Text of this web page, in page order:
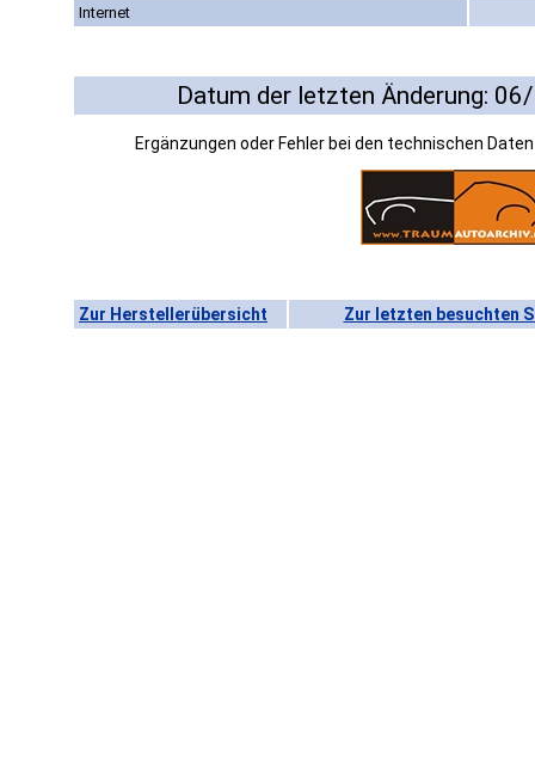
Internet
Datum der letzten Änderung:
Ergänzungen oder Fehler bei den technischen
Zur Herstellerübersicht Zur letzten besuchten